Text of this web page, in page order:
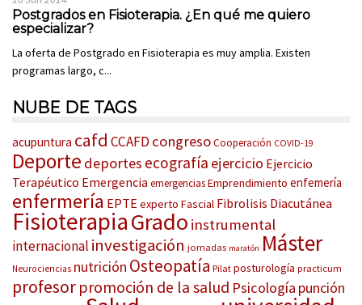
Postgrados en Fisioterapia. ¿En qué me quiero
especializar?
La oferta de Postgrado en Fisioterapia es muy amplia. Existen
programas largo, c...
NUBE DE TAGS
acupuntura cafd CCAFDcongresoCooperación COVID-19
Deporte deportes ecografía ejercicio Ejercicio
Terapéutico EmergenciaemergenciasEmprendimiento enfemería
enfermería EPTE experto Fascial Fibrolisis Diacutánea
FisioterapiaGrado instrumental
internacional investigación jornadas maratón Máster
Neurociencias nutrición Osteopatía Pilat posturología practicum
profesor promoción de la salud Psicología punción